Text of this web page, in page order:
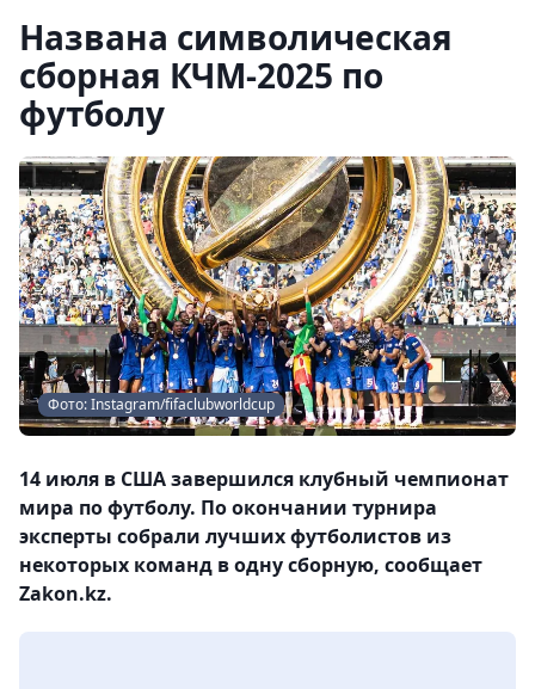
Названа символическая
сборная КЧМ-2025 по
футболу
Фото: Instagram/fifaclubworldcup
14 июля в США завершился клубный чемпионат
мира по футболу. По окончании турнира
эксперты собрали лучших футболистов из
некоторых команд в одну сборную, сообщает
Zakon.kz.